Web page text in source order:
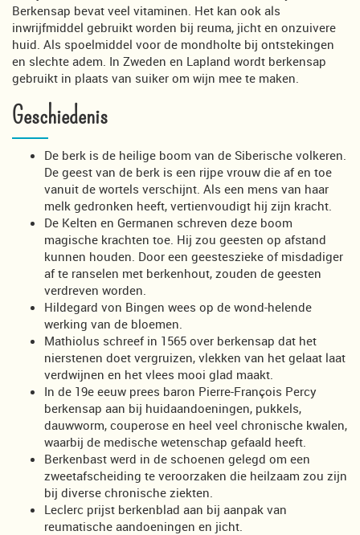
Berkensap bevat veel vitaminen. Het kan ook als
inwrijfmiddel gebruikt worden bij reuma, jicht en onzuivere
huid. Als spoelmiddel voor de mondholte bij ontstekingen
en slechte adem. In Zweden en Lapland wordt berkensap
gebruikt in plaats van suiker om wijn mee te maken.
Geschiedenis
De berk is de heilige boom van de Siberische volkeren.
De geest van de berk is een rijpe vrouw die af en toe
vanuit de wortels verschijnt. Als een mens van haar
melk gedronken heeft, vertienvoudigt hij zijn kracht.
De Kelten en Germanen schreven deze boom
magische krachten toe. Hij zou geesten op afstand
kunnen houden. Door een geesteszieke of misdadiger
af te ranselen met berkenhout, zouden de geesten
verdreven worden.
Hildegard von Bingen wees op de wond-helende
werking van de bloemen.
Mathiolus schreef in 1565 over berkensap dat het
nierstenen doet vergruizen, vlekken van het gelaat laat
verdwijnen en het vlees mooi glad maakt.
In de 19e eeuw prees baron Pierre-François Percy
berkensap aan bij huidaandoeningen, pukkels,
dauwworm, couperose en heel veel chronische kwalen,
waarbij de medische wetenschap gefaald heeft.
Berkenbast werd in de schoenen gelegd om een
zweetafscheiding te veroorzaken die heilzaam zou zijn
bij diverse chronische ziekten.
Leclerc prijst berkenblad aan bij aanpak van
reumatische aandoeningen en jicht.